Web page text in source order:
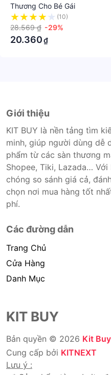
Thương Cho Bé Gái
(10)
28.569 ₫ -29%
20.360₫
Giới thiệu
KIT BUY là nền tảng tìm
minh, giúp người dùng dễ
phẩm từ các sàn thương
Shopee, Tiki, Lazada… Với
chóng so sánh giá cả,
chọn nơi mua hàng tốt
phí.
Các đường dẫn
Trang Chủ
Cửa Hàng
Danh Mục
KIT BUY
Bản quyền © 2026 Kit Buy
Cung cấp bởi KITNEXT
Lưu ý :